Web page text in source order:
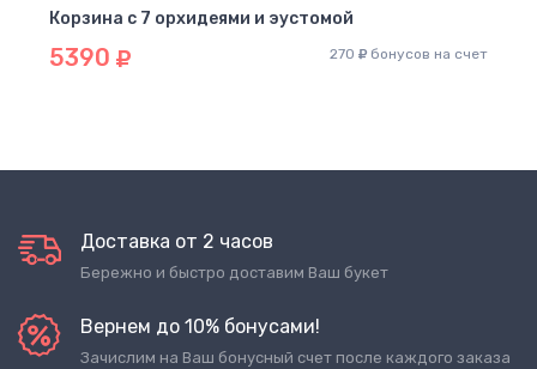
Корзина с 7 орхидеями и эустомой
5390 270 бонусов на счет
Доставка от 2 часов
Бережно и быстро доставим Ваш букет
Вернем до 10% бонусами!
Зачислим на Ваш бонусный счет после каждого заказа